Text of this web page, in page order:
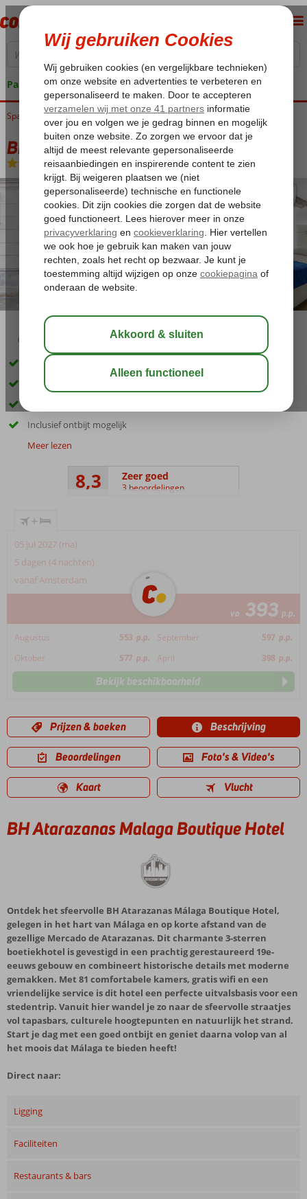
Pakketgarantie
Home
Spanje Costa del Sol Malaga BH Atarazanas Malaga Boutique Hotel
BH Atarazanas Malaga Boutique Hotel
Logies-Hotel
03:00 aug 31°C
Gelegen in het centrum
Bezienswaardigheden op loopafstand
Inclusief ontbijt mogelijk
Meer lezen
8,3 Zeer goed
3 beoordelingen
+
05 jul 2027 (ma)
5 dagen (4 nachten)
vanaf Amsterdam
va 393 p.p.
Augustus 553 p.p. September 597 p.p.
Oktober
577 p.p. April 398 p.p.
Bekijk beschikbaarheid
Prijzen & boeken Beschrijving
Beoordelingen Foto's & Video's
Kaart Vlucht
BH Atarazanas Malaga Boutique Hotel
Ontdek het sfeervolle BH Atarazanas Málaga Boutique Hotel,
gelegen in het hart van Málaga en op korte afstand van de
gezellige Mercado de Atarazanas. Dit charmante 3-sterren
boetiekhotel is gevestigd in een prachtig gerestaureerd 19e-
eeuws gebouw en combineert historische details met moderne
gemakken. Met 81 comfortabele kamers, gratis wifi en een
vriendelijke service is dit hotel een perfecte uitvalsbasis voor een
stedentrip. Vanuit hier wandel je zo naar de sfeervolle straatjes
vol tapasbars, culturele hoogtepunten en natuurlijk het strand.
Start je dag met een goed ontbijt en geniet daarna volop van al
het moois dat Málaga te bieden heeft!
Direct naar:
Ligging
Faciliteiten
Restaurants & bars